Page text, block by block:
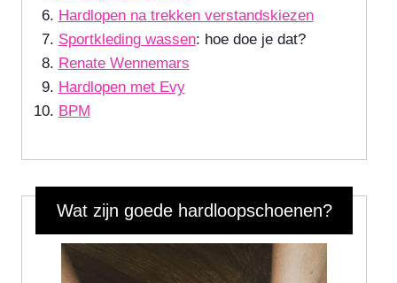
Hardlopen na trekken verstandskiezen
Sportkleding wassen: hoe doe je dat?
Renate Wennemars
Hardlopen met Evy
BPM
Wat zijn goede hardloopschoenen?